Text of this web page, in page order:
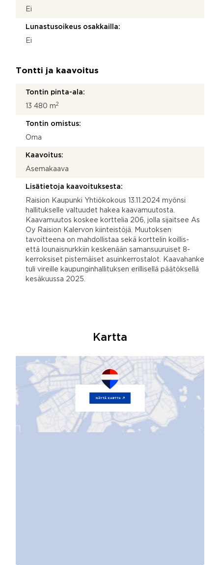
Ei
Lunastusoikeus osakkailla:
Ei
Tontti ja kaavoitus
Tontin pinta-ala:
13 480 m2
Tontin omistus:
Oma
Kaavoitus:
Asemakaava
Lisätietoja kaavoituksesta:
Raision Kaupunki Yhtiökokous 13.11.2024 myönsi
hallitukselle valtuudet hakea kaavamuutosta.
Kaavamuutos koskee korttelia 206, jolla sijaitsee As
Oy Raision Kalervon kiinteistöjä. Muutoksen
tavoitteena on mahdollistaa sekä korttelin koillis-
että lounaisnurkkiin keskenään samansuuruiset 8-
kerroksiset pistemäiset asuinkerrostalot. Kaavahanke
tuli vireille kaupunginhallituksen erillisellä päätöksellä
kesäkuussa 2025.
Kartta